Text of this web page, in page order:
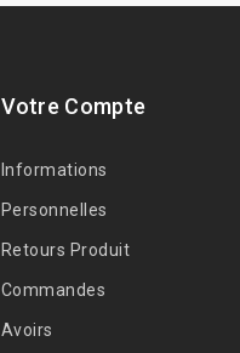
Votre Compte
Informations
Personnelles
Retours Produit
Commandes
Avoirs